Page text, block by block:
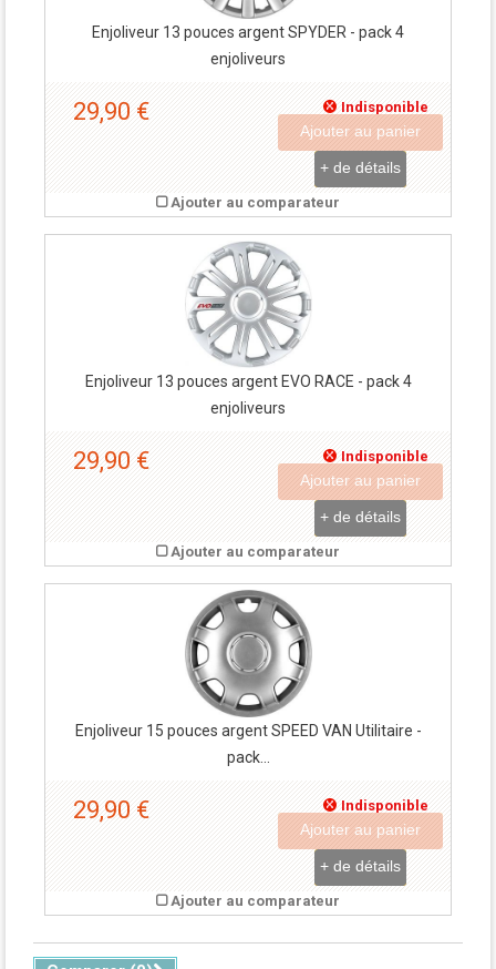
Enjoliveur 13 pouces argent SPYDER - pack 4
enjoliveurs
Indisponible
29,90 €
Ajouter au panier
+ de détails
Ajouter au comparateur
Enjoliveur 13 pouces argent EVO RACE - pack 4
enjoliveurs
Indisponible
29,90 €
Ajouter au panier
+ de détails
Ajouter au comparateur
Enjoliveur 15 pouces argent SPEED VAN Utilitaire -
pack...
Indisponible
29,90 €
Ajouter au panier
+ de détails
Ajouter au comparateur